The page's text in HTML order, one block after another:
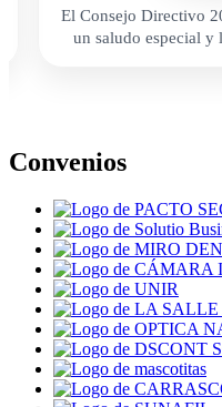
El Consejo Directivo
un saludo especial y
Convenios